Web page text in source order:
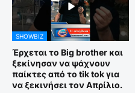
SHOWBIZ
Έρχεται το Big brother και
ξεκίνησαν να ψάχνουν
παίκτες από το tik tok για
να ξεκινήσει τον Απρίλιο.